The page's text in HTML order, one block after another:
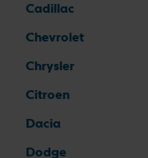
Cadillac
Chevrolet
Chrysler
Citroen
Dacia
Dodge